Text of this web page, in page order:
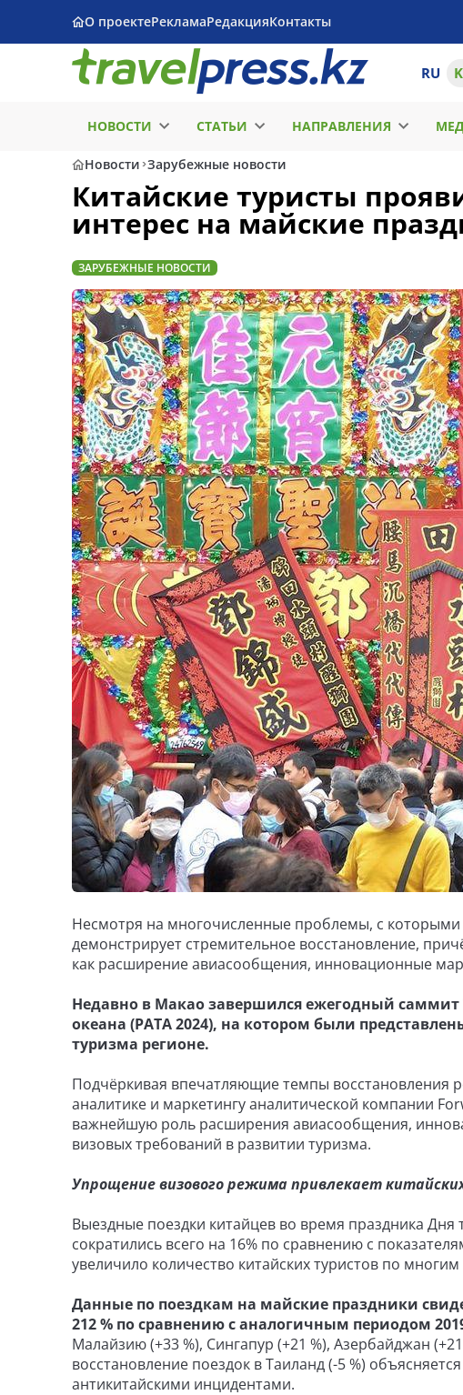
О проектеРекламаРедакцияКонтакты
RU
НОВОСТИ СТАТЬИ НАПРАВЛЕНИЯ
Новости Зарубежные новости
Китайские туристы
интерес на майские
ЗАРУБЕЖНЫЕ НОВОСТИ
Несмотря на многочисленные проблемы, с которыми
демонстрирует стремительное восстановление,
как расширение авиасообщения, инновационные
Недавно в Макао завершился ежегодный саммит
океана (PATA 2024), на котором были
туризма регионе.
Подчёркивая впечатляющие темпы восстановления
аналитике и маркетингу аналитической компании
важнейшую роль расширения авиасообщения,
визовых требований в развитии туризма.
Упрощение визового режима привлекает
Выездные поездки китайцев во время праздника Дня
сократились всего на 16% по сравнению с
увеличило количество китайских туристов по
Данные по поездкам на майские праздники
212 % по сравнению с аналогичным периодом
Малайзию (+33 %), Сингапур (+21 %), Азербайджан
восстановление поездок в Таиланд (-5 %)
антикитайскими инцидентами.